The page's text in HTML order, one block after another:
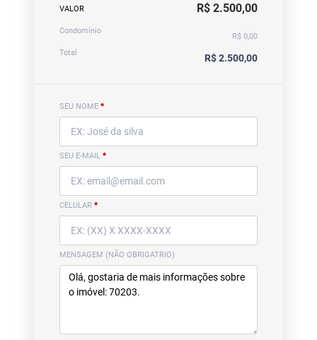
VALOR R$ 2.500,00
Condomínio
R$ 0,00
Total
R$ 2.500,00
SEU NOME *
SEU E-MAIL *
CELULAR *
MENSAGEM (NÃO OBRIGATRIO)